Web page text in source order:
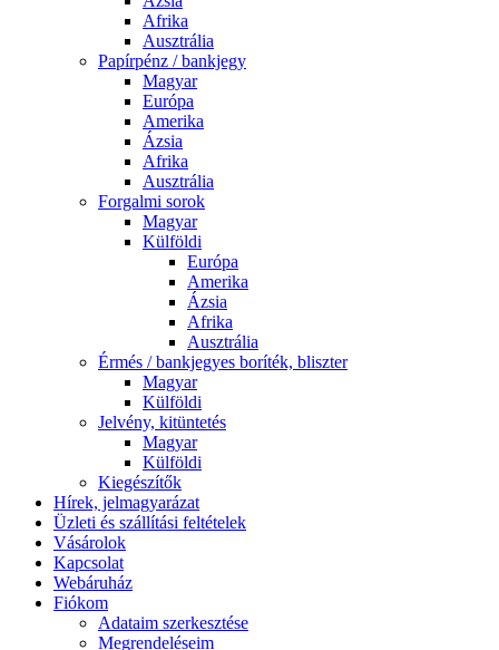
Afrika
Ausztrália
Papírpénz / bankjegy
Magyar
Európa
Amerika
Ázsia
Afrika
Ausztrália
Forgalmi sorok
Magyar
Külföldi
Európa
Amerika
Ázsia
Afrika
Ausztrália
Érmés / bankjegyes boríték, bliszter
Magyar
Külföldi
Jelvény, kitüntetés
Magyar
Külföldi
Kiegészítők
Hírek, jelmagyarázat
Üzleti és szállítási feltételek
Vásárolok
Kapcsolat
Webáruház
Fiókom
Adataim szerkesztése
Megrendeléseim